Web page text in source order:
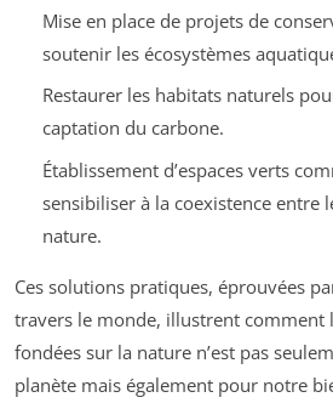
Mise en place de projets de
soutenir les écosystèmes
Restaurer les habitats naturels
captation du carbone.
Établissement d’espaces verts
sensibiliser à la coexistence entre
nature.
Ces solutions pratiques, éprouvées
travers le monde, illustrent comment
fondées sur la nature n’est pas
planète mais également pour notre